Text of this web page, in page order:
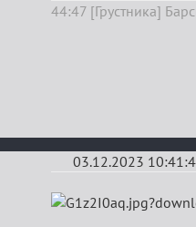
44:47 [Грустника]
03.12.2023
Re: